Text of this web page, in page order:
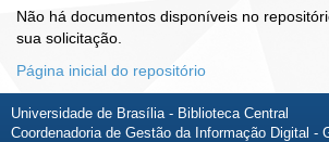
Não há documentos disponíveis no
sua solicitação.
Página inicial do repositório
Universidade de Brasília - Biblioteca Central
Coordenadoria de Gestão da Informação Digital -